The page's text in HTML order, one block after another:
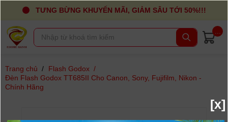
TƯNG BỪNG KHUYẾN MÃI, GIẢM SÂU TỚI 50%!!!
Trang chủ / Flash Godox /
Đèn Flash Godox TT685II Cho Canon, Sony, Fujifilm, Nikon -
Chính Hãng
[x]